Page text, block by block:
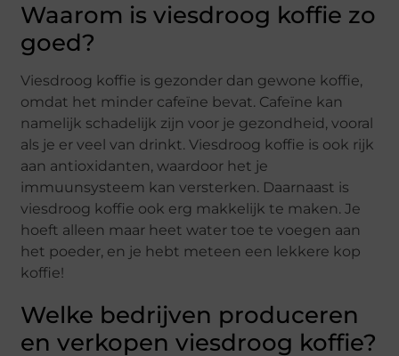
Waarom is viesdroog koffie zo
goed?
Viesdroog koffie is gezonder dan gewone koffie,
omdat het minder cafeïne bevat. Cafeïne kan
namelijk schadelijk zijn voor je gezondheid, vooral
als je er veel van drinkt. Viesdroog koffie is ook rijk
aan antioxidanten, waardoor het je
immuunsysteem kan versterken. Daarnaast is
viesdroog koffie ook erg makkelijk te maken. Je
hoeft alleen maar heet water toe te voegen aan
het poeder, en je hebt meteen een lekkere kop
koffie!
Welke bedrijven produceren
en verkopen viesdroog koffie?